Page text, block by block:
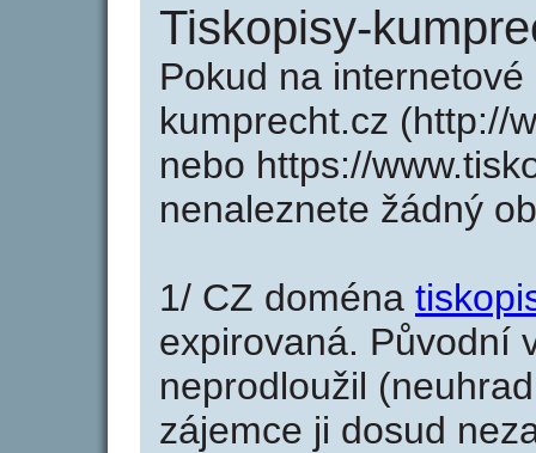
Tiskopisy-
Pokud na
kumprecht.cz (http://
nebo https://
nenaleznete žádný
1/ CZ doména
expirovaná. Původní
neprodloužil
zájemce ji dosud